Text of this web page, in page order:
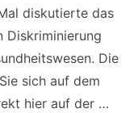
diskutierte das
Diskriminierung
Die
sich auf dem
hier auf der …